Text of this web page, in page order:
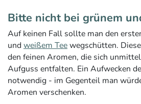
Bitte nicht bei grünem
Auf keinen Fall sollte man den
und weißem Teewegschütten.
den feinen Aromen, die sich
Aufguss entfalten. Ein Aufwecken
notwendig - im Gegenteil man
Aromen verschenken.